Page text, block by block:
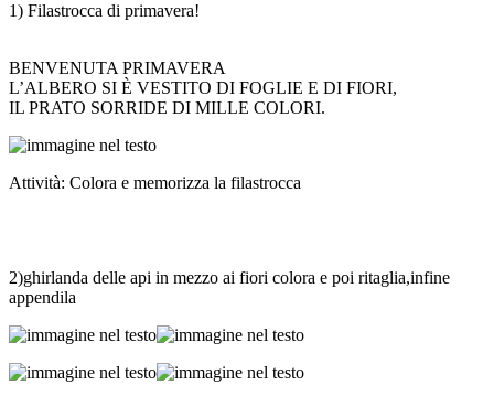
1) Filastrocca di primavera!
BENVENUTA PRIMAVERA
L’ALBERO SI È VESTITO DI FOGLIE E DI FIORI,
IL PRATO SORRIDE DI MILLE COLORI.
Attività: Colora e memorizza la filastrocca
2)ghirlanda delle api in mezzo ai fiori colora e poi ritaglia,infine
appendila